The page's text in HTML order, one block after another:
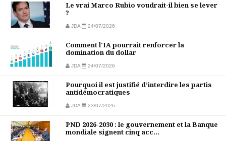
Le vrai Marco Rubio voudrait-il bien se lever
?
JDA 24/07/2026
Comment l'IA pourrait renforcer la
domination du dollar
JDA 24/07/2026
Pourquoi il est justifié d’interdire les partis
antidémocratiques
JDA 23/07/2026
PND 2026-2030 : le gouvernement et la Banque
mondiale signent cinq acc...